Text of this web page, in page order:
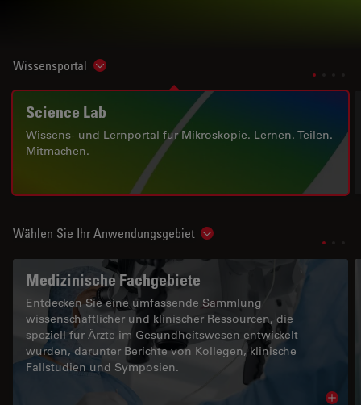
Wissensportal Show subnavigation
Science Lab
Wissens- und Lernportal für Mikroskopie. Lernen. Teilen.
Mitmachen.
Wählen Sie Ihr Anwendungsgebiet Show subnavigation
Medizinische Fachgebiete
Entdecken Sie eine umfassende Sammlung
wissenschaftlicher und klinischer Ressourcen, die
speziell für Ärzte im Gesundheitswesen entwickelt
wurden, darunter Berichte von Kollegen, klinische
Fallstudien und Symposien.